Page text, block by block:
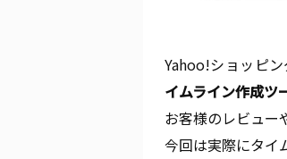
Yahoo!ショッピ
イムライン作成ツ
お客様のレビュー
今回は実際にタイ